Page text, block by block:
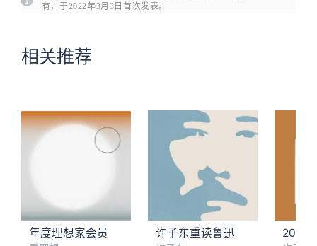
有，于2022年3月3日首次发表。
相关推荐
年度理想家会员 许子东重读鲁迅 20世